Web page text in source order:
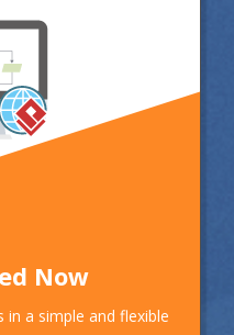
Now
in a simple and flexible